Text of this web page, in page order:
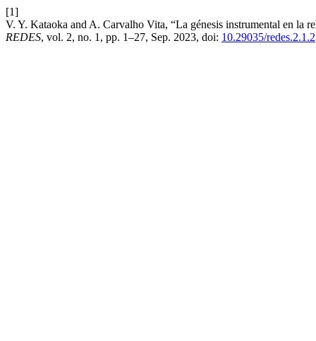
[1]
V. Y. Kataoka and A. Carvalho Vita, “La génesis instrumental en la
REDES, vol. 2, no. 1, pp. 1–27, Sep. 2023, doi: 10.29035/redes.2.1.2